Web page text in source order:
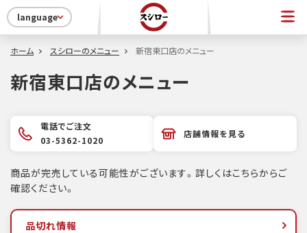
language
ホーム スシローのメニュー 新宿東口店のメニュー
新宿東口店のメニュー
電話でご注文
03-5362-1020
店舗情報を見る
商品が完売している可能性がございます。詳しくはこちらからご
確認ください。
品切れ情報